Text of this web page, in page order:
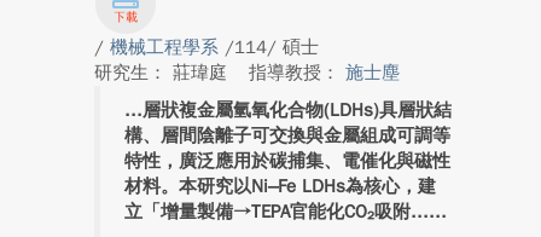
/ 機械工程學系 /114/ 碩士
研究生： 莊瑋庭
指導教授： 施士塵
層狀複金屬氫氧化合物(LDHs)具層狀結
構、層間陰離子可交換與金屬組成可調等
特性，廣泛應用於碳捕集、電催化與磁性
材料。本研究以Ni–Fe LDHs為核心，建
立「增量製備→TEPA官能化CO₂吸附...